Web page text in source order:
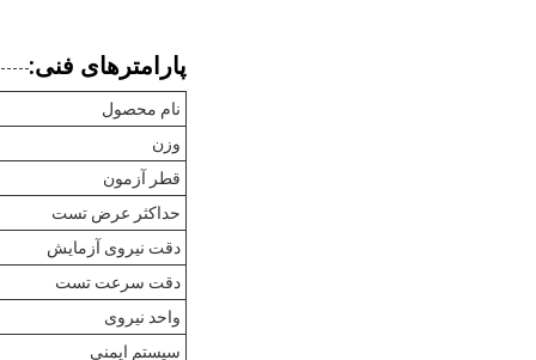
پارامترهای فنی:
نام محصول
وزن
قطر آزمون
حداکثر عرض تست
دقت نیروی آزمایش
دقت سرعت تست
واحد نیروی
سیستم ایمنی